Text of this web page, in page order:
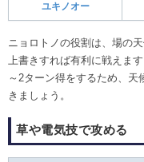
ユキノオー
ニョロトノの役割は、場の
上書きすれば有利に戦えま
～2ターン得をするため、天
きましょう。
草や電気技で攻める